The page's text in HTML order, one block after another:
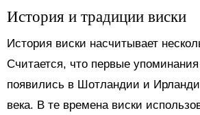
История и традиции виски
История виски насчитывает
Считается, что первые
появились в Шотландии и
века. В те времена виски